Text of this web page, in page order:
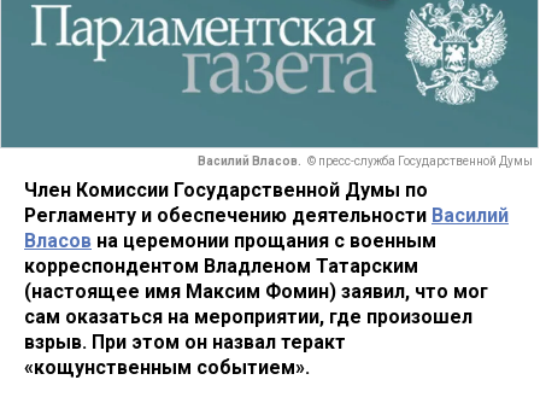
Василий Власов. © пресс-служба Государственной Думы
Член Комиссии Государственной Думы по
Регламенту и обеспечению деятельности Василий
Власов на церемонии прощания с военным
корреспондентом Владленом Татарским
(настоящее имя Максим Фомин) заявил, что мог
сам оказаться на мероприятии, где произошел
взрыв. При этом он назвал теракт
«кощунственным событием».